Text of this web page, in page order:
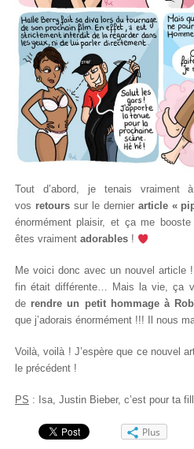
Tout d’abord, je tenais vraiment
vos retourssur le dernier article «
énormément plaisir, et ça me
êtes vraiment adorables!
Me voici donc avec un nouvel article
fin était différente… Mais la vie, ça
de rendre un petit hommage à
que j’adorais énormément !!! Il nous
Voilà, voilà ! J’espère que ce nouvel
le précédent !
PS : Isa, Justin Bieber, c’est pour ta
Plus